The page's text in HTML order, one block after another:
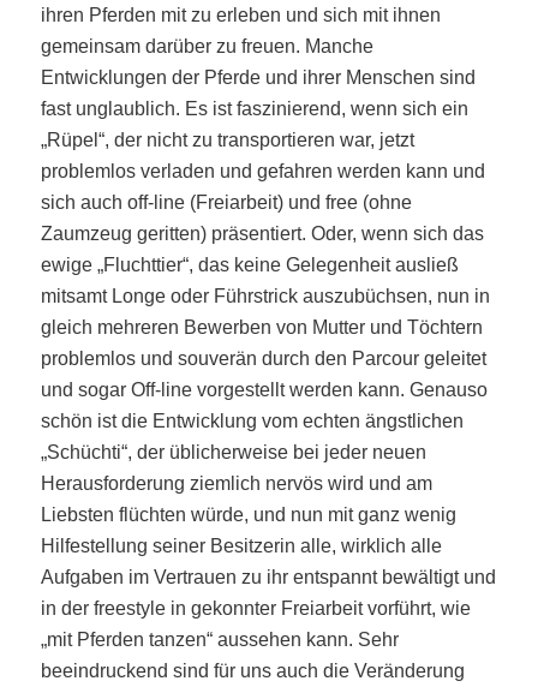
ihren Pferden mit zu erleben und sich mit ihnen
gemeinsam darüber zu freuen. Manche
Entwicklungen der Pferde und ihrer Menschen sind
fast unglaublich. Es ist faszinierend, wenn sich ein
„Rüpel“, der nicht zu transportieren war, jetzt
problemlos verladen und gefahren werden kann und
sich auch off-line (Freiarbeit) und free (ohne
Zaumzeug geritten) präsentiert. Oder, wenn sich das
ewige „Fluchttier“, das keine Gelegenheit ausließ
mitsamt Longe oder Führstrick auszubüchsen, nun in
gleich mehreren Bewerben von Mutter und Töchtern
problemlos und souverän durch den Parcour geleitet
und sogar Off-line vorgestellt werden kann. Genauso
schön ist die Entwicklung vom echten ängstlichen
„Schüchti“, der üblicherweise bei jeder neuen
Herausforderung ziemlich nervös wird und am
Liebsten flüchten würde, und nun mit ganz wenig
Hilfestellung seiner Besitzerin alle, wirklich alle
Aufgaben im Vertrauen zu ihr entspannt bewältigt und
in der freestyle in gekonnter Freiarbeit vorführt, wie
„mit Pferden tanzen“ aussehen kann. Sehr
beeindruckend sind für uns auch die Veränderung